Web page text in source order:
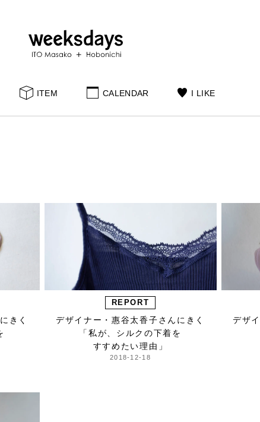
ITEM CALENDAR I LIKE
きく
REPORT
デザイナー・惠谷太香子さんにきく
「私が、シルクの下着を
すすめたい理由」
2018-12-18
デザ